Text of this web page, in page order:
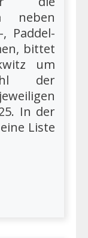
neben
Paddel-
bittet
um
der
In der
Liste